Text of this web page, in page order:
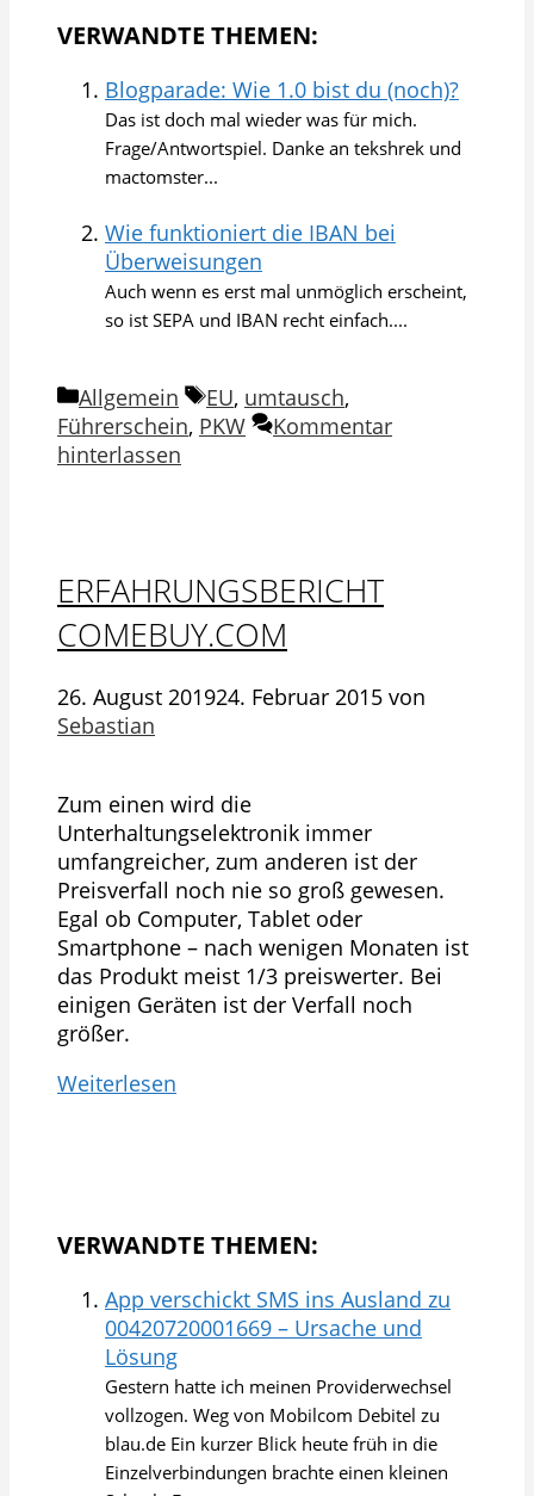
VERWANDTE THEMEN:
Blogparade: Wie 1.0 bist du (noch)?
Das ist doch mal wieder was für mich.
Frage/Antwortspiel. Danke an tekshrek und
mactomster...
Wie funktioniert die IBAN bei
Überweisungen
Auch wenn es erst mal unmöglich erscheint,
so ist SEPA und IBAN recht einfach....
Kategorien
Allgemein Schlagwörter
EU, umtausch,
Führerschein, PKW
Kommentar
hinterlassen
ERFAHRUNGSBERICHT
COMEBUY.COM
26. August 201924. Februar 2015 von
Sebastian
Zum einen wird die
Unterhaltungselektronik immer
umfangreicher, zum anderen ist der
Preisverfall noch nie so groß gewesen.
Egal ob Computer, Tablet oder
Smartphone – nach wenigen Monaten ist
das Produkt meist 1/3 preiswerter. Bei
einigen Geräten ist der Verfall noch
größer.
Weiterlesen
VERWANDTE THEMEN:
App verschickt SMS ins Ausland zu
00420720001669 – Ursache und
Lösung
Gestern hatte ich meinen Providerwechsel
vollzogen. Weg von Mobilcom Debitel zu
blau.de Ein kurzer Blick heute früh in die
Einzelverbindungen brachte einen kleinen